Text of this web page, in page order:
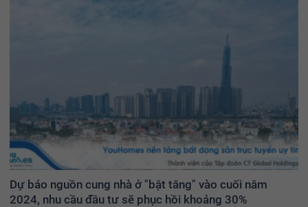
Dự báo nguồn cung nhà ở "bật tăng" vào cuối năm
2024, nhu cầu đầu tư sẽ phục hồi khoảng 30%